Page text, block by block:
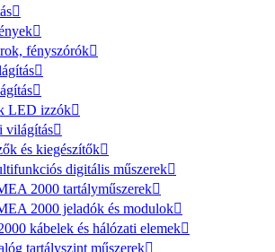
fényszórók
LED izzók
világítás
és kiegészítők
digitális műszerek
2000 tartályműszerek
2000 jeladók és modulok
kábelek és hálózati elemek
tartályszint műszerek